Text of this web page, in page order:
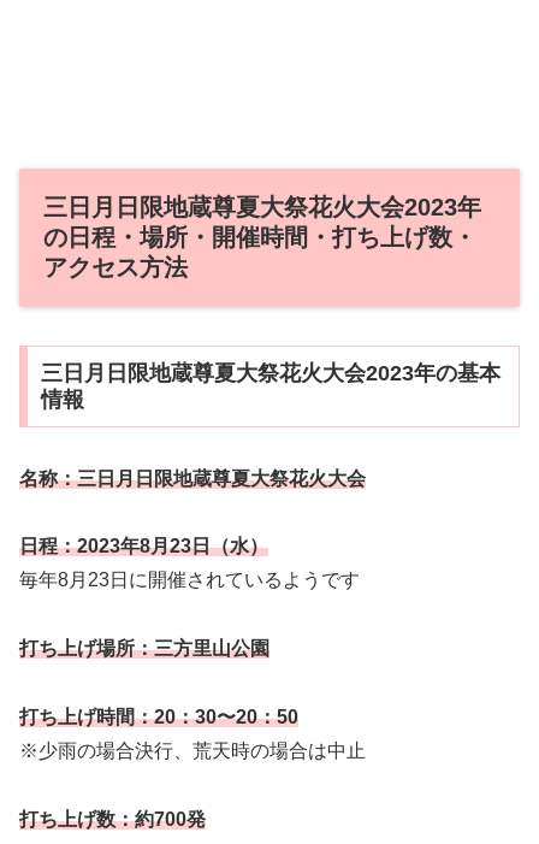
三日月日限地蔵尊夏大祭花火大会2023年
の日程・場所・開催時間・打ち上げ数・
アクセス方法
三日月日限地蔵尊夏大祭花火大会2023年の基本
情報
名称：三日月日限地蔵尊夏大祭花火大会
日程：2023年8月23日（水）
毎年8月23日に開催されているようです
打ち上げ場所：三方里山公園
打ち上げ時間：20：30〜20：50
※少雨の場合決行、荒天時の場合は中止
打ち上げ数：約700発